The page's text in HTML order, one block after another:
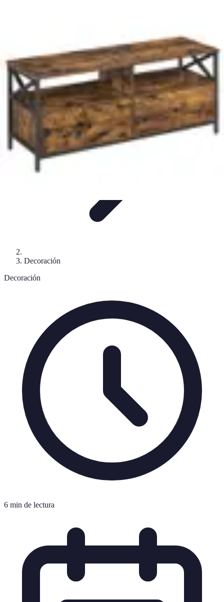
Casa Perfecta
Decoración
Decoración
6 min de lectura